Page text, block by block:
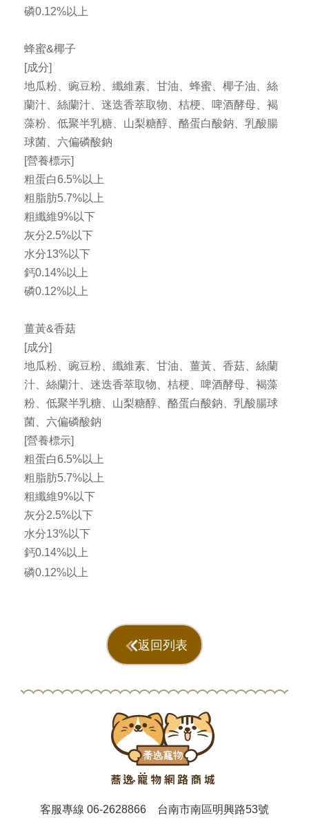
磷0.12%以上
蜂蜜&椰子
[成分]
地瓜粉、豌豆粉、纖維素、甘油、蜂蜜、椰子油、絲
蘭汁、絲蘭汁、迷迭香萃取物、桔梗、啤酒酵母、褐
藻粉、低聚半乳糖、山梨糖醇、酪蛋白酸鈉、乳酸腸
球菌、六偏磷酸鈉
[營養標示]
粗蛋白6.5%以上
粗脂肪5.7%以上
粗纖維9%以下
灰分2.5%以下
水分13%以下
鈣0.14%以上
磷0.12%以上
薑黃&香菇
[成分]
地瓜粉、豌豆粉、纖維素、甘油、薑黃、香菇、絲蘭
汁、絲蘭汁、迷迭香萃取物、桔梗、啤酒酵母、褐藻
粉、低聚半乳糖、山梨糖醇、酪蛋白酸鈉、乳酸腸球
菌、六偏磷酸鈉
[營養標示]
粗蛋白6.5%以上
粗脂肪5.7%以上
粗纖維9%以下
灰分2.5%以下
水分13%以下
鈣0.14%以上
磷0.12%以上
返回列表
客服專線06-2628866 台南市南區明興路53號